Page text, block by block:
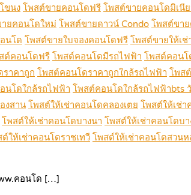
ขนง โพสต์ขายคอนโดฟรี โพสต์ขายคอนโดมิเนี
ยคอนโดใหม่ โพสต์ขายดาวน์ Condo โพสต์ขา
นโด โพสต์ขายใบจองคอนโดฟรี โพสต์ขายให้เช่
ต์คอนโดฟรี โพสต์คอนโดมีรถไฟฟ้า โพสต์คอนโ
าคาถูก โพสต์คอนโดราคาถูกใกล้รถไฟฟ้า โพส
นโดใกล้รถไฟฟ้า โพสต์คอนโดใกล้รถไฟฟ้าbts
งสาน โพสต์ให้เช่าคอนโดคลองเตย โพสต์ให้เช่
โพสต์ให้เช่าคอนโดบางนา โพสต์ให้เช่าคอนโดบา
ให้เช่าคอนโดราชเทวี โพสต์ให้เช่าคอนโดสวนห
คอนโด […]